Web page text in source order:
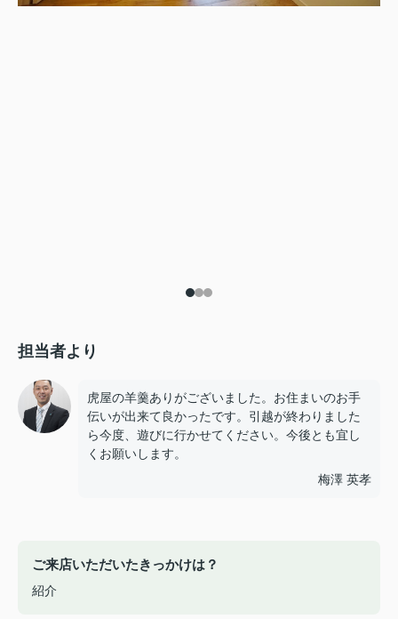
担当者より
虎屋の羊羹ありがございました。お住まいのお手
伝いが出来て良かったです。引越が終わりました
ら今度、遊びに行かせてください。今後とも宜し
くお願いします。
梅澤 英孝
ご来店いただいたきっかけは？
紹介